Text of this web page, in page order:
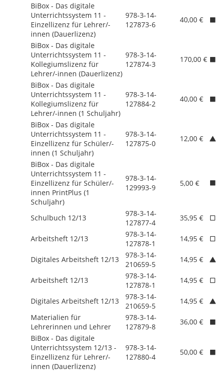
BiBox - Das digitale
Unterrichtssystem 11 -
Einzellizenz für Lehrer/-
innen (Dauerlizenz)
978-3-14-
127873-6
40,00 €
BiBox - Das digitale
Unterrichtssystem 11 -
Kollegiumslizenz für
Lehrer/-innen (Dauerlizenz)
978-3-14-
127874-3
170,00 €
BiBox - Das digitale
Unterrichtssystem 11 -
Kollegiumslizenz für
Lehrer/-innen (1 Schuljahr)
978-3-14-
127884-2
40,00 €
BiBox - Das digitale
Unterrichtssystem 11 -
Einzellizenz für Schüler/-
innen (1 Schuljahr)
978-3-14-
127875-0
12,00 €
BiBox - Das digitale
Unterrichtssystem 11 -
Einzellizenz für Schüler/-
innen PrintPlus (1
Schuljahr)
978-3-14-
129993-9
5,00 €
Schulbuch 12/13
978-3-14-
127877-4
35,95 €
Arbeitsheft 12/13
978-3-14-
127878-1
14,95 €
Digitales Arbeitsheft 12/13
978-3-14-
210659-5
14,95 €
Arbeitsheft 12/13
978-3-14-
127878-1
14,95 €
Digitales Arbeitsheft 12/13
978-3-14-
210659-5
14,95 €
Materialien für
Lehrerinnen und Lehrer
978-3-14-
127879-8
36,00 €
BiBox - Das digitale
Unterrichtssystem 12/13 -
Einzellizenz für Lehrer/-
innen (Dauerlizenz)
978-3-14-
127880-4
50,00 €